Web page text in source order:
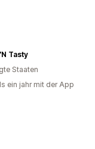
Tasty
Staaten
ein jahr mit der App